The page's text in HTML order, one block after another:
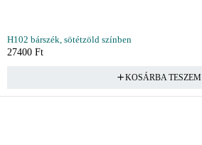
H102 bárszék, sötétzöld színben
27400 Ft
KOSÁRBA TESZEM